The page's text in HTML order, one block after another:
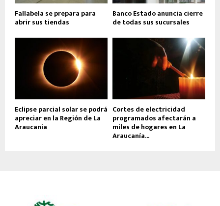
Fallabela se prepara para
abrir sus tiendas
Banco Estado anuncia cierre
de todas sus sucursales
Eclipse parcial solar se podrá
apreciar en la Región de La
Araucania
Cortes de electricidad
programados afectarán a
miles de hogares en La
Araucanía...